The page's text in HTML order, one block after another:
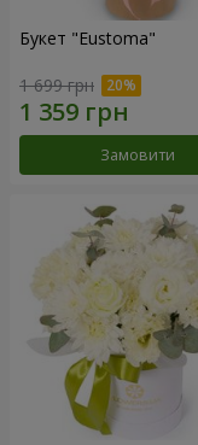
Букет "Eustoma"
1 699 грн
Замовити